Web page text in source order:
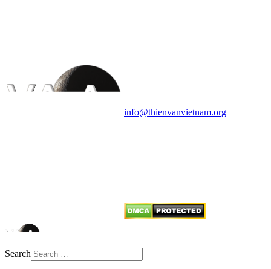
info@thienvanvietnam.org
Search